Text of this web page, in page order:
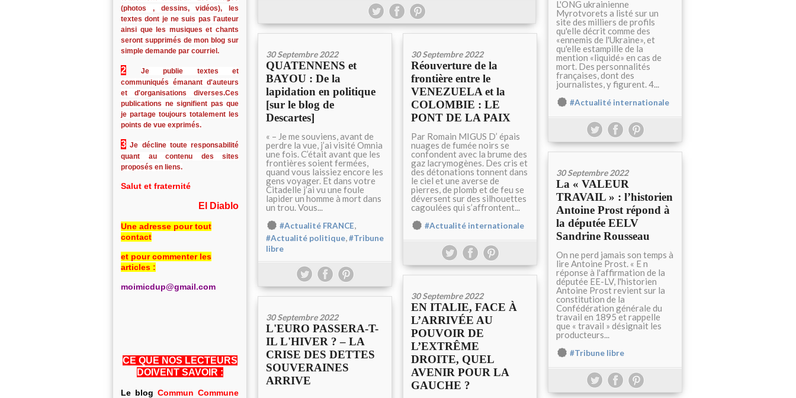
(photos , dessins, vidéos), les
textes dont je ne suis pas l'auteur
ainsi que les musiques et chants
seront supprimés de mon blog sur
simple demande par courriel.
2
Je publie textes et
communiqués émanant d'auteurs
et d'organisations diverses.Ces
publications ne signifient pas que
je partage toujours totalement les
points de vue exprimés.
3 Je décline toute responsabilité
quant au contenu des sites
proposés en liens.
Salut et fraternité
El Diablo
Une adresse pour tout
contact
et pour commenter les
articles :
moimicdup@gmail.com
CE QUE NOS LECTEURS
DOIVENT SAVOIR :
Le blog Commun Commune
L'ONG ukrainienne
Myrotvorets a listé sur un
site des milliers de profils
qu'elle décrit comme des
«ennemis de l'Ukraine», et
qu'elle estampille de la
mention «liquidé» en cas de
mort. Des personnalités
françaises, dont des
journalistes, y figurent. 4...
#Actualité internationale
30 Septembre 2022
QUATENNENS et
BAYOU : De la
lapidation en politique
[sur le blog de
Descartes]
« – Je me souviens, avant de
perdre la vue, j’ai visité Omnia
une fois. C’était avant que les
frontières soient fermées,
quand vous laissiez encore les
gens voyager. Et dans votre
Citadelle j’ai vu une foule
lapider un homme à mort dans
un trou. Vous...
#Actualité FRANCE,
#Actualité politique,#Tribune
libre
30 Septembre 2022
Réouverture de la
frontière entre le
VENEZUELA et la
COLOMBIE : LE
PONT DE LA PAIX
Par Romain MIGUS D’ épais
nuages de fumée noirs se
confondent avec la brume des
gaz lacrymogènes. Des cris et
des détonations tonnent dans
le ciel et une averse de
pierres, de plomb et de feu se
déversent sur des silhouettes
cagoulées qui s’affrontent...
#Actualité internationale
30 Septembre 2022
La « VALEUR
TRAVAIL » : l’historien
Antoine Prost répond à
la députée EELV
Sandrine Rousseau
On ne perd jamais son temps à
lire Antoine Prost. « E n
réponse à l'affirmation de la
députée EE-LV, l'historien
Antoine Prost revient sur la
constitution de la
Confédération générale du
travail en 1895 et rappelle
que « travail » désignait les
producteurs...
#Tribune libre
30 Septembre 2022
EN ITALIE, FACE À
L’ARRIVÉE AU
POUVOIR DE
L’EXTRÊME
DROITE, QUEL
AVENIR POUR LA
GAUCHE ?
30 Septembre 2022
L'EURO PASSERA-T-
IL L'HIVER ? – LA
CRISE DES DETTES
SOUVERAINES
ARRIVE